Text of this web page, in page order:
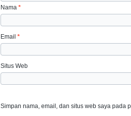
Nama *
Email *
Situs Web
Simpan nama, email, dan situs web saya pada